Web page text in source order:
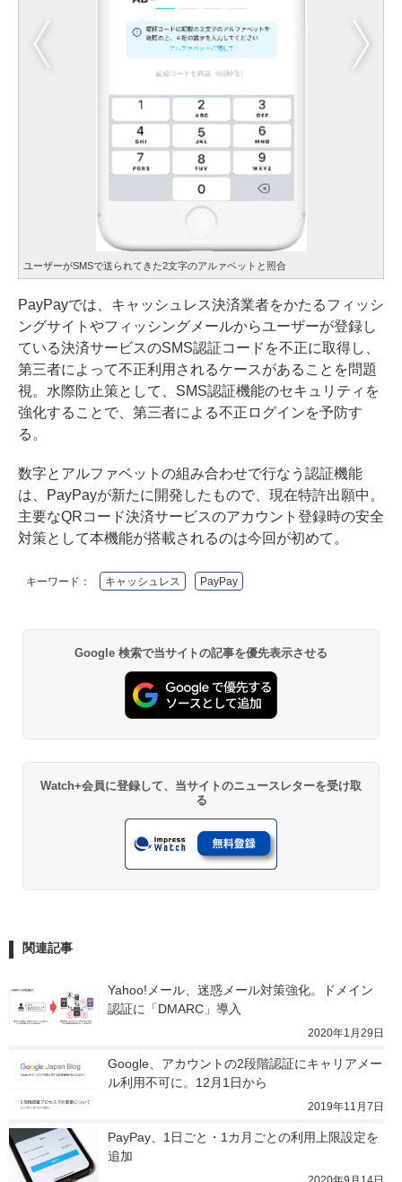
ユーザーがSMSで送られてきた2文字のアルァベットと照合
PayPayでは、キャッシュレス決済業者をかたるフィッシ
ングサイトやフィッシングメールからユーザーが登録し
ている決済サービスのSMS認証コードを不正に取得し、
第三者によって不正利用されるケースがあることを問題
視。水際防止策として、SMS認証機能のセキュリティを
強化することで、第三者による不正ログインを予防す
る。
数字とアルファベットの組み合わせで行なう認証機能
は、PayPayが新たに開発したもので、現在特許出願中。
主要なQRコード決済サービスのアカウント登録時の安全
対策として本機能が搭載されるのは今回が初めて。
キーワード： キャッシュレス PayPay
Google 検索で当サイトの記事を優先表示させる
Watch+会員に登録して、当サイトのニュースレターを受け取
る
関連記事
Yahoo!メール、迷惑メール対策強化。ドメイン
認証に「DMARC」導入
2020年1月29日
Google、アカウントの2段階認証にキャリアメー
ル利用不可に。12月1日から
2019年11月7日
PayPay、1日ごと・1カ月ごとの利用上限設定を
追加